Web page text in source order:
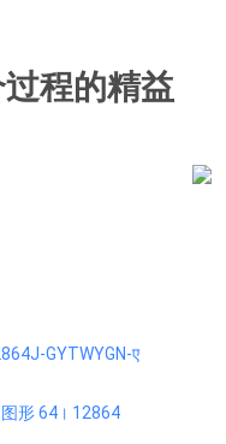
程的精益
GYTWYGN-ए
图形 64। 12864